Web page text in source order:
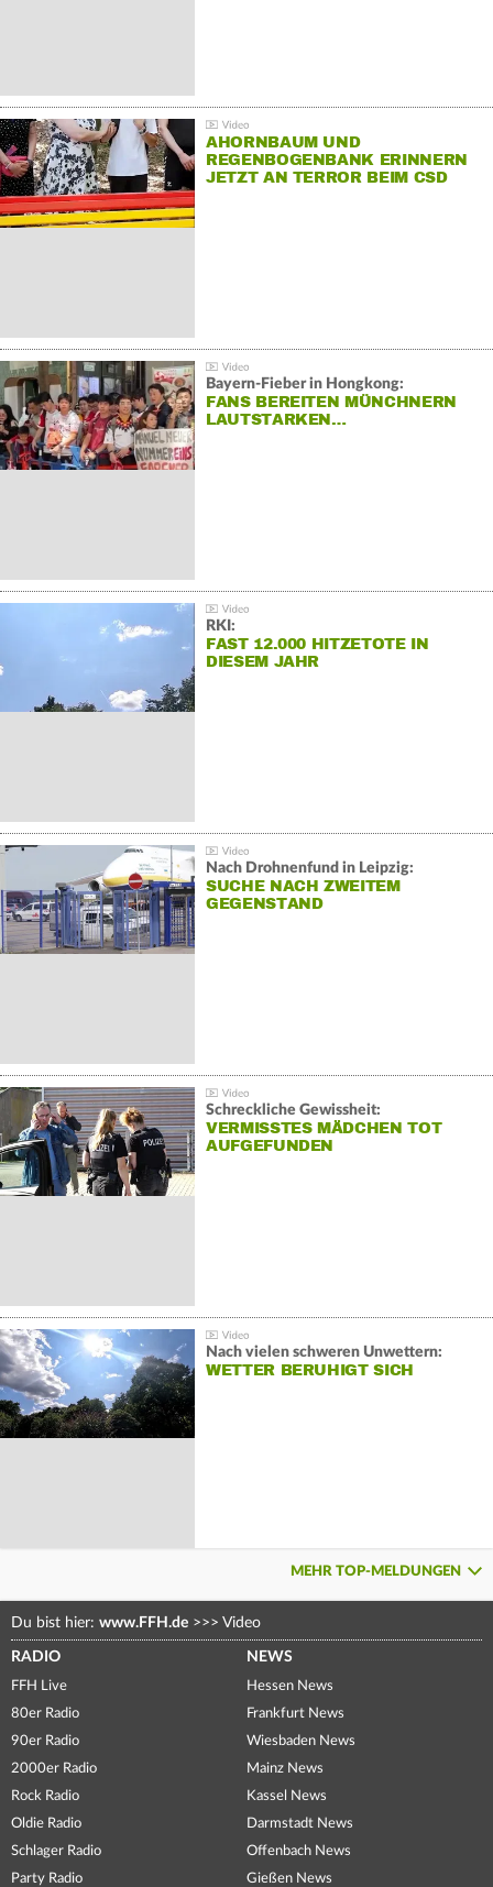
AHORNBAUM UND
REGENBOGENBANK ERINNERN
JETZT AN TERROR BEIM CSD
Bayern-Fieber in Hongkong:
FANS BEREITEN MÜNCHNERN
LAUTSTARKEN…
RKI:
FAST 12.000 HITZETOTE IN
DIESEM JAHR
Nach Drohnenfund in Leipzig:
SUCHE NACH ZWEITEM
GEGENSTAND
Schreckliche Gewissheit:
VERMISSTES MÄDCHEN TOT
AUFGEFUNDEN
Nach vielen schweren Unwettern:
WETTER BERUHIGT SICH
MEHR TOP-MELDUNGEN
Du bist hier: www.FFH.de >>> Video
RADIO
FFH Live
80er Radio
90er Radio
2000er Radio
Rock Radio
Oldie Radio
Schlager Radio
Party Radio
NEWS
Hessen News
Frankfurt News
Wiesbaden News
Mainz News
Kassel News
Darmstadt News
Offenbach News
Gießen News